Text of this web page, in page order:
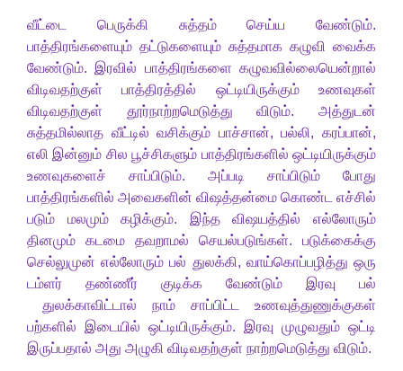
வீட்டை பெருக்கி சுத்தம் செய்ய வேண்டும்.
பாத்திரங்களையும் தட்டுகளையும் சுத்தமாக கழுவி வைக்க
வேண்டும். இரவில் பாத்திரங்களை கழுவவில்லையென்றால்
விடிவதற்குள் பாத்திரத்தில் ஒட்டியிருக்கும் உணவுகள்
விடிவதற்குள் தூர்நாற்றமெடுத்து விடும். அத்துடன்
சுத்தமில்லாத வீட்டில் வசிக்கும் பாச்சான்,பல்லி,கரப்பான்,
எலி இன்னும் சில பூச்சிகளும் பாத்திரங்களில் ஒட்டியிருக்கும்
உணவுகளைச் சாப்பிடும். அப்படி சாப்பிடும் போது
பாத்திரங்களில் அவைகளின் விஷத்தன்மை கொண்ட எச்சில்
படும் மலமும் கழிக்கும். இந்த விஷயத்தில் எல்லோரும்
தினமும் கடமை தவறாமல் செயல்படுங்கள். படுக்கைக்கு
செல்லுமுன் எல்லோரும் பல் துலக்கி, வாய்கொப்பழித்து ஒரு
டம்ளர் தண்ணீர் குடிக்க வேண்டும் இரவு பல்
துலக்காவிட்டால் நாம் சாப்பிட்ட உணவுத்துணுக்குகள்
பற்களில் இடையில் ஒட்டியிருக்கும். இரவு முழுவதும் ஒட்டி
இருப்பதால் அது அழுகி விடிவதற்குள் நாற்றமெடுத்து விடும்.